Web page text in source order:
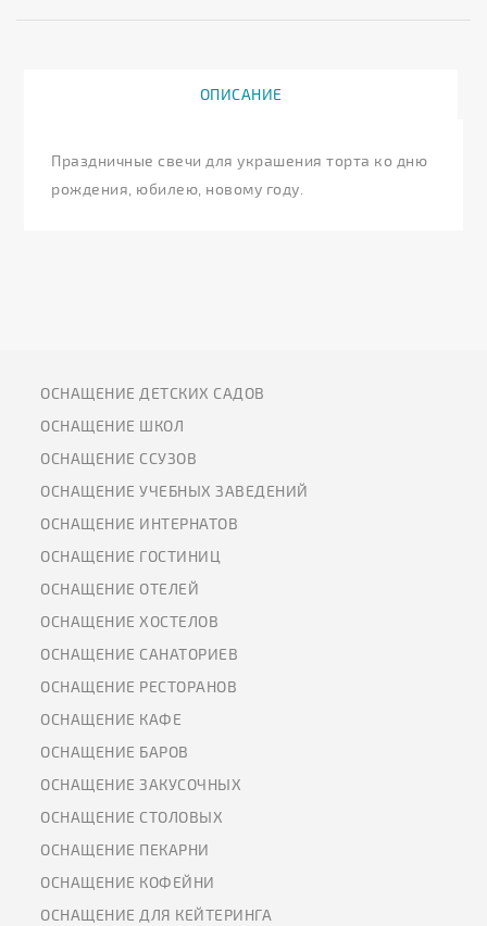
ОПИСАНИЕ
Праздничные свечи для украшения торта ко дню
рождения, юбилею, новому году.
ОСНАЩЕНИЕ ДЕТСКИХ САДОВ
ОСНАЩЕНИЕ ШКОЛ
ОСНАЩЕНИЕ ССУЗОВ
ОСНАЩЕНИЕ УЧЕБНЫХ ЗАВЕДЕНИЙ
ОСНАЩЕНИЕ ИНТЕРНАТОВ
ОСНАЩЕНИЕ ГОСТИНИЦ
ОСНАЩЕНИЕ ОТЕЛЕЙ
ОСНАЩЕНИЕ ХОСТЕЛОВ
ОСНАЩЕНИЕ САНАТОРИЕВ
ОСНАЩЕНИЕ РЕСТОРАНОВ
ОСНАЩЕНИЕ КАФЕ
ОСНАЩЕНИЕ БАРОВ
ОСНАЩЕНИЕ ЗАКУСОЧНЫХ
ОСНАЩЕНИЕ СТОЛОВЫХ
ОСНАЩЕНИЕ ПЕКАРНИ
ОСНАЩЕНИЕ КОФЕЙНИ
ОСНАЩЕНИЕ ДЛЯ КЕЙТЕРИНГА